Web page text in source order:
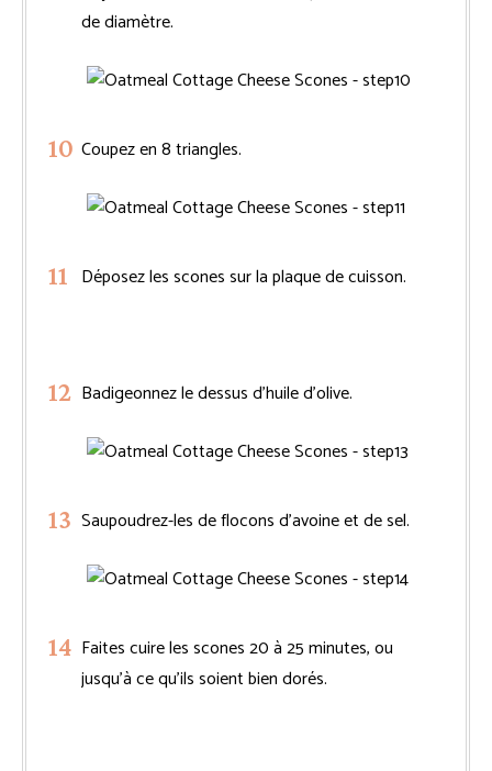
de diamètre.
Coupez en 8 triangles.
Déposez les scones sur la plaque de cuisson.
Badigeonnez le dessus d’huile d’olive.
Saupoudrez-les de flocons d’avoine et de sel.
Faites cuire les scones 20 à 25 minutes, ou
jusqu’à ce qu’ils soient bien dorés.